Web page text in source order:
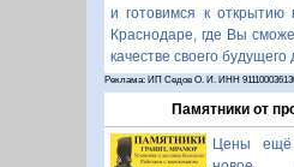
и готовимся к открытию
Краснодаре, где Вы
качестве своего будущего
Реклама: ИП Седов О. И. ИНН
Памятники от
Цены